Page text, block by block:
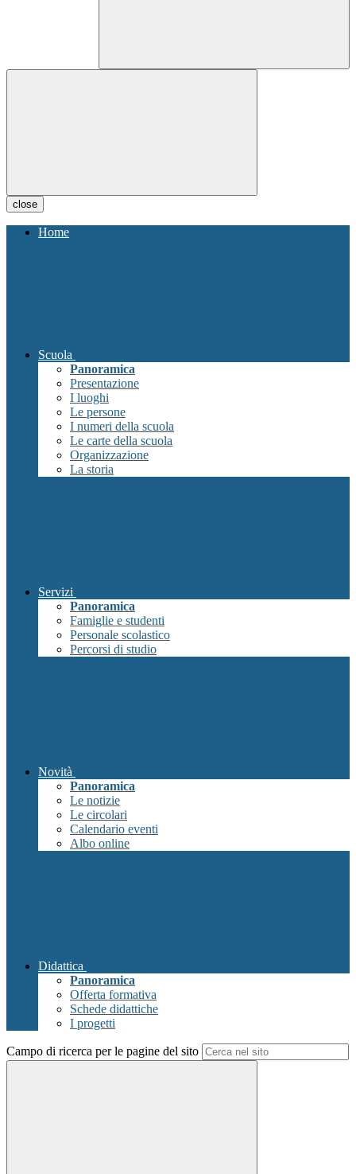
close
Home
Scuola
Panoramica
Presentazione
I luoghi
Le persone
I numeri della scuola
Le carte della scuola
Organizzazione
La storia
Servizi
Panoramica
Famiglie e studenti
Personale scolastico
Percorsi di studio
Novità
Panoramica
Le notizie
Le circolari
Calendario eventi
Albo online
Didattica
Panoramica
Offerta formativa
Schede didattiche
I progetti
Campo di ricerca per le pagine del sito